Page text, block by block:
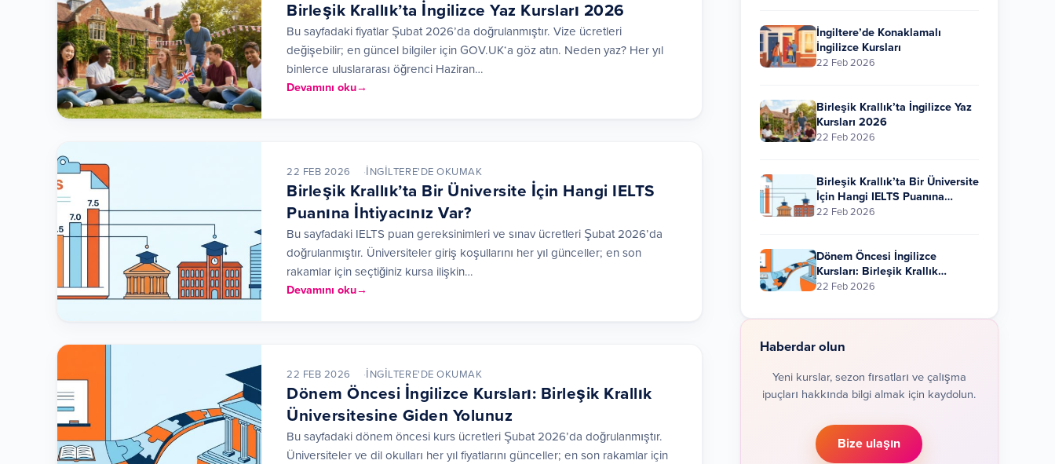
Birleşik Krallık’ta İngilizce Yaz Kursları 2026
Bu sayfadaki fiyatlar Şubat 2026’da doğrulanmıştır. Vize ücretleri
değişebilir; en güncel bilgiler için GOV.UK‘a göz atın. Neden yaz? Her yıl
binlerce uluslararası öğrenci Haziran…
Devamını oku
22 FEB 2026 İNGILTERE'DE OKUMAK
Birleşik Krallık’ta Bir Üniversite İçin Hangi IELTS
Puanına İhtiyacınız Var?
Bu sayfadaki IELTS puan gereksinimleri ve sınav ücretleri Şubat 2026’da
doğrulanmıştır. Üniversiteler giriş koşullarını her yıl günceller; en son
rakamlar için seçtiğiniz kursa ilişkin…
Devamını oku
22 FEB 2026 İNGILTERE'DE OKUMAK
Dönem Öncesi İngilizce Kursları: Birleşik Krallık
Üniversitesine Giden Yolunuz
Bu sayfadaki dönem öncesi kurs ücretleri Şubat 2026’da doğrulanmıştır.
Üniversiteler ve dil okulları her yıl fiyatlarını günceller; en son rakamlar için
İngiltere’de Konaklamalı
İngilizce Kursları
22 Feb 2026
Birleşik Krallık’ta İngilizce Yaz
Kursları 2026
22 Feb 2026
Birleşik Krallık’ta Bir Üniversite
İçin Hangi IELTS Puanına
İhtiyacınız Var?
22 Feb 2026
Dönem Öncesi İngilizce
Kursları: Birleşik Krallık
Üniversitesine Giden Yolunuz
22 Feb 2026
Haberdar olun
Yeni kurslar, sezon fırsatları ve çalışma
ipuçları hakkında bilgi almak için kaydolun.
Bize ulaşın